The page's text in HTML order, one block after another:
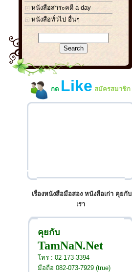
หนังสือสาระคดี a day
หนังสือทั่วไป อื่นๆ
กด Like สมัครสมาชิก
เรื่องหนังสือมือสอง หนังสือเก่า คุยกับ
เรา
คุยกับ
TamNaN.Net
โทร : 02-173-3394
มือถือ 082-073-7929 (true)